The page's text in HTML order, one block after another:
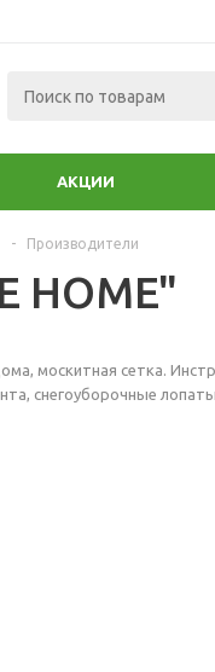
АКЦИИ
- Производители
HOME"
москитная сетка.
снегоуборочные